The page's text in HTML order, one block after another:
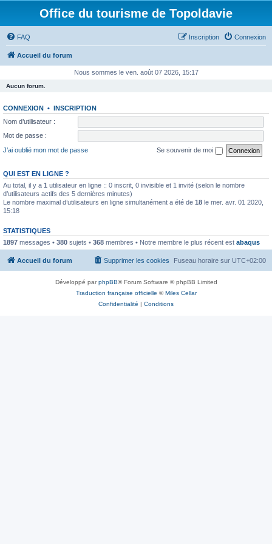
Office du tourisme de Topoldavie
FAQ Connexion
Inscription
Accueil du forum
Nous sommes le ven. août 07 2026, 15:17
Aucun forum.
CONNEXION • INSCRIPTION
Nom d’utilisateur :
Mot de passe :
J’ai oublié mon mot de passe
Se souvenir de moi
QUI EST EN LIGNE ?
Au total, il y a 1 utilisateur en ligne :: 0 inscrit, 0 invisible et 1 invité (selon le nombre
d’utilisateurs actifs des 5 dernières minutes)
Le nombre maximal d’utilisateurs en ligne simultanément a été de 18 le mer. avr. 01 2020,
15:18
STATISTIQUES
1897 messages • 380 sujets • 368 membres • Notre membre le plus récent est abaqus
Accueil du forum Fuseau horaire sur UTC+02:00
Supprimer les cookies
Développé parphpBB® Forum Software © phpBB Limited
Traduction française officielle ©Miles Cellar
Confidentialité | Conditions